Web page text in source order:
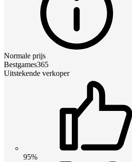
Normale prijs
Bestgames365
Uitstekende verkoper
95%